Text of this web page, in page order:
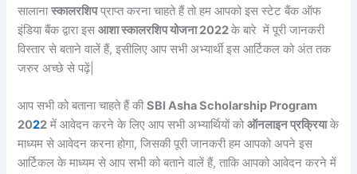
सालानास्कालरशिपप्राप्त करना चाहते हैं तो हम आपको इस स्टेट बैंक ऑफ
इंडिया बैंक द्वारा इसआशा स्कालरशिप योजना 2022के बारे में पूरी जानकरी
विस्तार से बताने वालें हैं, इसीलिए आप सभी अभ्यार्थी इस आर्टिकल को अंत तक
जरुर अच्छे से पढ़ें|
आप सभी को बताना चाहते हैं कीSBI Asha Scholarship Program
2022 में आवेदन करने के लिए आप सभी अभ्यार्थियों कोऑनलाइन प्रक्रियाके
माध्यम से आवेदन करना होगा, जिसकी पूरी जानकरी हम आपको अपने इस
आर्टिकल के माध्यम से आप सभी को बताने वालें हैं, ताकि आपको आवेदन करने में